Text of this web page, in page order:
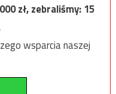
zł, zebraliśmy:15
wsparcia naszej